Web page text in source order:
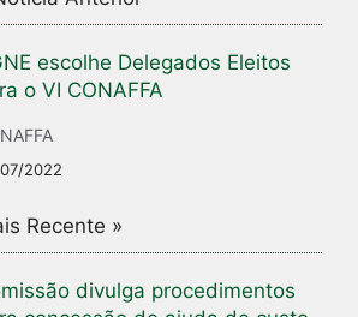
escolhe Delegados Eleitos
o VI CONAFFA
2022
Recente »
divulga procedimentos